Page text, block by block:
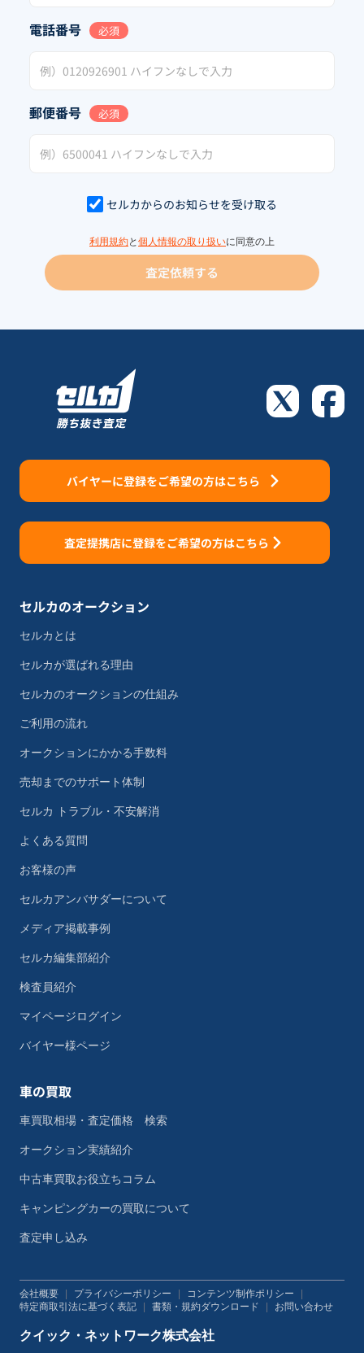
電話番号 必須
郵便番号 必須
セルカからのお知らせを受け取る
利用規約と 個人情報の取り扱いに同意の上
査定依頼する
バイヤーに登録をご希望の方はこちら
査定提携店に登録をご希望の方はこちら
セルカのオークション
セルカとは
セルカが選ばれる理由
セルカのオークションの仕組み
ご利用の流れ
オークションにかかる手数料
売却までのサポート体制
セルカ トラブル・不安解消
よくある質問
お客様の声
セルカアンバサダーについて
メディア掲載事例
セルカ編集部紹介
検査員紹介
マイページログイン
バイヤー様ページ
車の買取
車買取相場・査定価格 検索
オークション実績紹介
中古車買取お役立ちコラム
キャンピングカーの買取について
査定申し込み
会社概要 プライバシーポリシー コンテンツ制作ポリシー
特定商取引法に基づく表記
書類・規約ダウンロード お問い合わせ
クイック・ネットワーク株式会社